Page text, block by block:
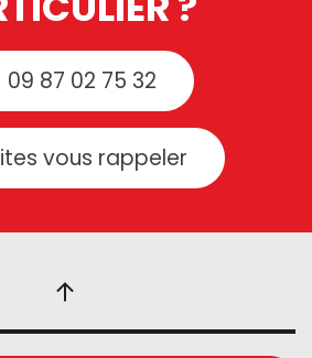
09 87 02 75 32
vous rappeler